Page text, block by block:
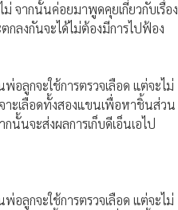
จากนั้นค่อยมาพูดคุยเกี่ยวกับเรื่อง
ลงกันจะได้ไม่ต้องมีการไปฟ้อง
อลูกจะใช้การตรวจเลือด แต่จะไม่
จาะเลือดทั้งสองแขนเพื่อหาชิ้นส่วน
นั้นจะส่งผลการเก็บดีเอ็นเอไป
อลูกจะใช้การตรวจเลือด แต่จะไม่